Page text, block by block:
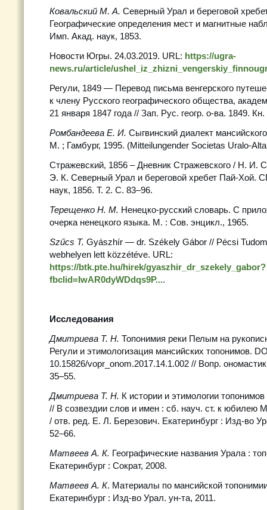
Ковальский М. А. Северный Урал и береговой
Географические определения мест и магнитные
Имп. Акад. наук, 1853.
Новости Югры. 24.03.2019. URL: https://ugra-
news.ru/article/
Регули, 1849 — Перевод письма венгерского
к члену Русского географического общества,
21 января 1847 года // Зап. Рус. геогр. о-ва. 1849.
Ромбандеева Е. И. Сыгвинский диалект
М. ; Гамбург, 1995. (Mitteilungender Societas Uralo-
Стражевский, 1856 – Дневник Стражевского / Н. И.
Э. К. Северный Урал и береговой хребет Пай-Хой.
наук, 1856. Т. 2. С. 83–96.
Терещенко Н. М. Ненецко-русский словарь. С
очерка ненецкого языка. М. : Сов. энцикл., 1965.
Szűcs T. Gyászhír — dr. Székely Gábor // Pécsi
webhelyen lett közzétéve. URL:
https://btk.pte.hu/hirek/gyaszhir_dr_szekely_gabor?
fbclid=IwAR0dyWDdqs9P....
Исследования
Дмитриева Т. Н. Топонимия реки Пелым на
Регули и этимологизация мансийских топонимов.
10.15826/vopr_onom.2017.14.1.002 // Вопр.
35–55.
Дмитриева Т. Н. К истории и этимологии
// В созвездии слов и имен : сб. науч. ст. к юбилею
/ отв. ред. Е. Л. Березович. Екатеринбург : Изд-во
52–66.
Матвеев А. К. Географические названия Урала :
Екатеринбург : Сократ, 2008.
Матвеев А. К. Материалы по мансийской
Екатеринбург : Изд-во Урал. ун-та, 2011.